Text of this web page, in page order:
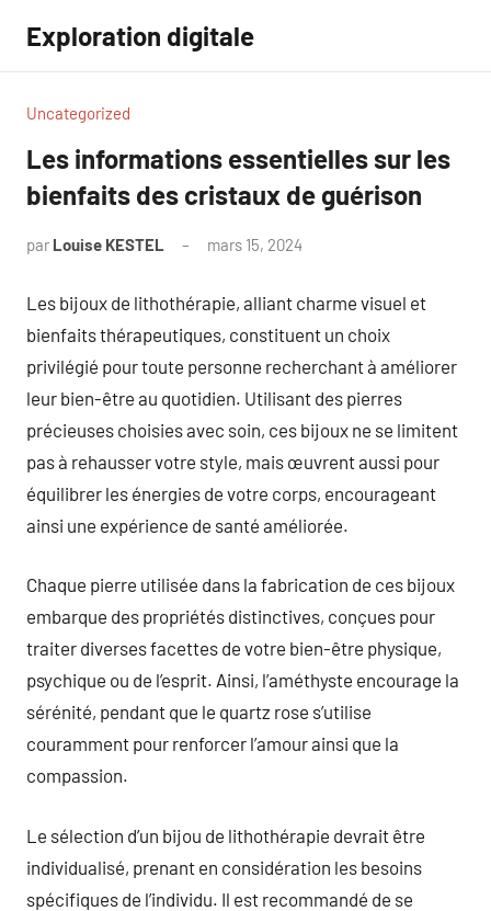
contenu
Exploration digitale
Uncategorized
Les informations essentielles sur les
bienfaits des cristaux de guérison
par Louise KESTEL mars 15, 2024
Les bijoux de lithothérapie, alliant charme visuel et
bienfaits thérapeutiques, constituent un choix
privilégié pour toute personne recherchant à améliorer
leur bien-être au quotidien. Utilisant des pierres
précieuses choisies avec soin, ces bijoux ne se limitent
pas à rehausser votre style, mais œuvrent aussi pour
équilibrer les énergies de votre corps, encourageant
ainsi une expérience de santé améliorée.
Chaque pierre utilisée dans la fabrication de ces bijoux
embarque des propriétés distinctives, conçues pour
traiter diverses facettes de votre bien-être physique,
psychique ou de l’esprit. Ainsi, l’améthyste encourage la
sérénité, pendant que le quartz rose s’utilise
couramment pour renforcer l’amour ainsi que la
compassion.
Le sélection d’un bijou de lithothérapie devrait être
individualisé, prenant en considération les besoins
spécifiques de l’individu. Il est recommandé de se